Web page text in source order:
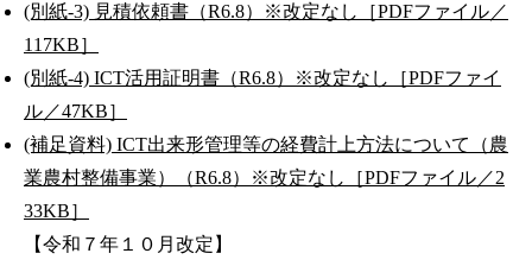
(別紙-3) 見積依頼書（R6.8）※改定なし［PDFファイル／
117KB］
(別紙-4) ICT活用証明書（R6.8）※改定なし［PDFファイ
ル／47KB］
(補足資料) ICT出来形管理等の経費計上方法について（農
業農村整備事業）（R6.8）※改定なし［PDFファイル／2
33KB］
【令和７年１０月改定】